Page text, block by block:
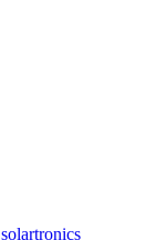
solartronics